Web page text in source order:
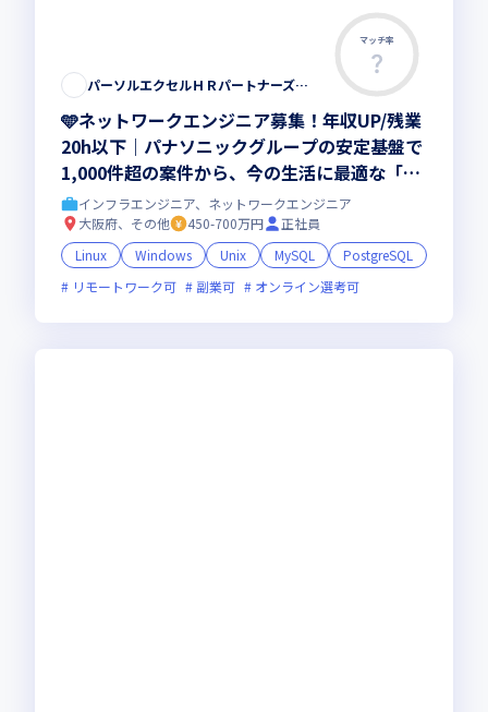
マッチ率
パーソルエクセルＨＲパートナーズ株式会社
🩵ネットワークエンジニア募集！年収UP/残業
20h以下｜パナソニックグループの安定基盤で
1,000件超の案件から、今の生活に最適な「場
所」と「役割」を選択＜首都圏/関西＞
インフラエンジニア、ネットワークエンジニア
大阪府、その他
450-700万円
正社員
Linux
Windows Unix MySQL
PostgreSQL
リモートワーク可
副業可 オンライン選考可